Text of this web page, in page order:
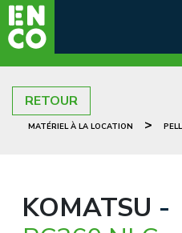
RETOUR
MATÉRIEL À LA LOCATION >
KOMATSU -